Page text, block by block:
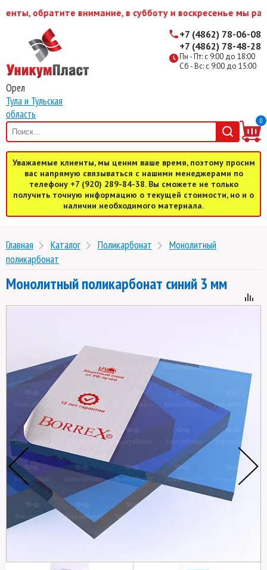
обратите внимание, в субботу и воскресенье мы
Орел
Тула и Тульская
область
Пн - Пт: с 9:00 до 18:00
Сб - Вс: с 9:00 до 15:00
+7 (4862) 78-06-08
+7 (4862) 78-48-28
0
Уважаемые клиенты, мы ценим ваше время, поэтому просим
вас напрямую связываться с нашими менеджерами по
телефону +7 (920) 289-84-38. Вы сможете не только
получить точную информацию о текущей стоимости, но и о
наличии необходимого материала.
Главная Каталог Поликарбонат
Монолитный
поликарбонат
Монолитный поликарбонат синий 3 мм